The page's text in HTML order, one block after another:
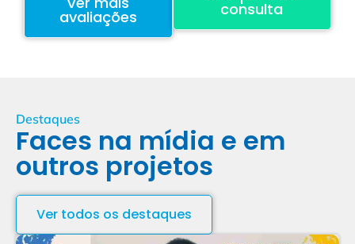
avaliações consulta
Destaques
Faces na mídia e em
outros projetos
Ver todos os destaques